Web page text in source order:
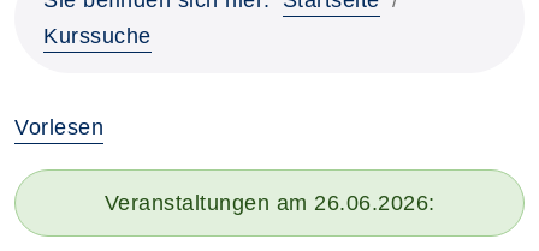
Kurssuche
Vorlesen
Veranstaltungen am 26.06.2026: